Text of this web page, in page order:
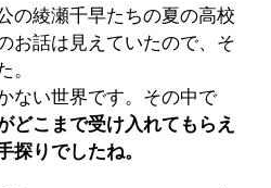
の綾瀬千早たちの夏の高校
お話は見えていたので、そ
。
ない世界です。その中で
どこまで受け入れてもらえ
りでしたね。